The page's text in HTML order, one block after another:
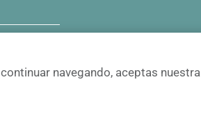
navegando, aceptas nuestra